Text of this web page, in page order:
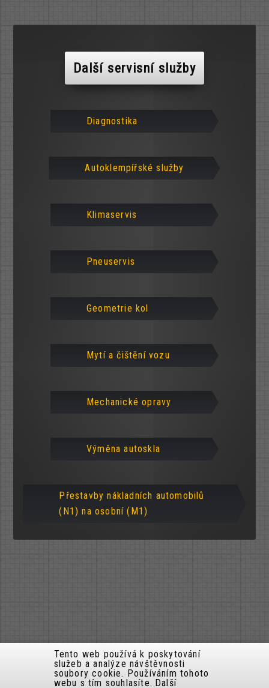
Další servisní služby
Diagnostika
Autoklempířské služby
Klimaservis
Pneuservis
Geometrie kol
Mytí a čištění vozu
Mechanické opravy
Výměna autoskla
Přestavby nákladních automobilů
(N1) na osobní (M1)
Tento web používá k poskytování
služeb a analýze návštěvnosti
soubory cookie. Používáním tohoto
webu s tím souhlasíte. Další